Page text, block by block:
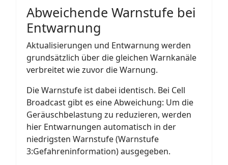
Abweichende Warnstufe bei
Entwarnung
Aktualisierungen und Entwarnung werden
grundsätzlich über die gleichen Warnkanäle
verbreitet wie zuvor die Warnung.
Die Warnstufe ist dabei identisch. Bei Cell
Broadcast gibt es eine Abweichung: Um die
Geräuschbelastung zu reduzieren, werden
hier Entwarnungen automatisch in der
niedrigsten Warnstufe (Warnstufe
3:Gefahreninformation) ausgegeben.